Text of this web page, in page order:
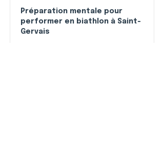
Préparation mentale pour
performer en biathlon à Saint-
Gervais